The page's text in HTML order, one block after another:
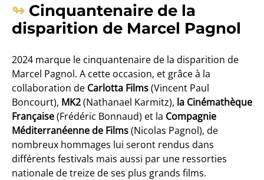
Cinquantenaire de la
disparition de Marcel Pagnol
2024 marque le cinquantenaire de la disparition de
Marcel Pagnol. A cette occasion, et grâce à la
collaboration de Carlotta Films(Vincent Paul
Boncourt), MK2(Nathanael Karmitz), la Cinémathèque
Française(Frédéric Bonnaud) et la Compagnie
Méditerranéenne de Films(Nicolas Pagnol), de
nombreux hommages lui seront rendus dans
différents festivals mais aussi par une ressorties
nationale de treize de ses plus grands films.